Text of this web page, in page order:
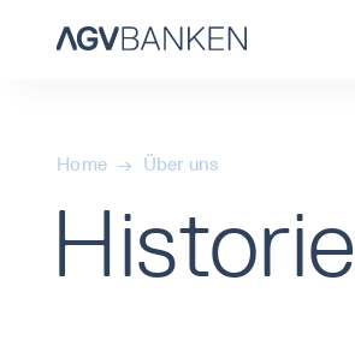
Home → Über uns
Historie